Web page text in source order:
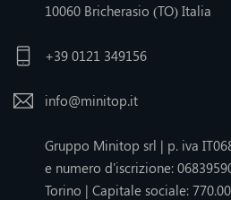
10060 Bricherasio (TO) Italia
+39 0121 349156
info@minitop.it
Gruppo Minitop srl | p. iva
e numero d'iscrizione:
Torino | Capitale sociale: